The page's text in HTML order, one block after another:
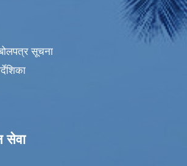
सूचना
सेवा